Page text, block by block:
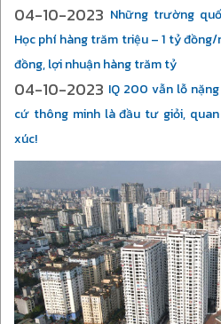
04-10-2023 Những trường
Học phí hàng trăm triệu – 1 tỷ
đồng, lợi nhuận hàng trăm tỷ
04-10-2023 IQ 200 vẫn lỗ
cứ thông minh là đầu tư giỏi,
xúc!